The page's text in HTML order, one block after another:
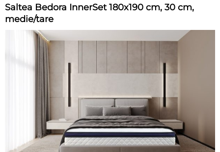
Saltea Bedora InnerSet 180x190 cm, 30 cm,
medie/tare